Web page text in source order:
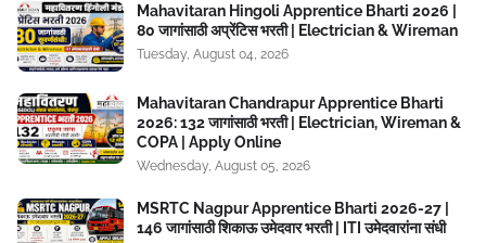
Mahavitaran Hingoli Apprentice Bharti 2026 |
80 जागांसाठी अप्रेंटिस भरती | Electrician & Wireman
Tuesday, August 04, 2026
Mahavitaran Chandrapur Apprentice Bharti
2026: 132 जागांसाठी भरती | Electrician, Wireman &
COPA | Apply Online
Wednesday, August 05, 2026
MSRTC Nagpur Apprentice Bharti 2026-27 |
146 जागांसाठी शिकाऊ उमेदवार भरती | ITI उमेदवारांना संधी